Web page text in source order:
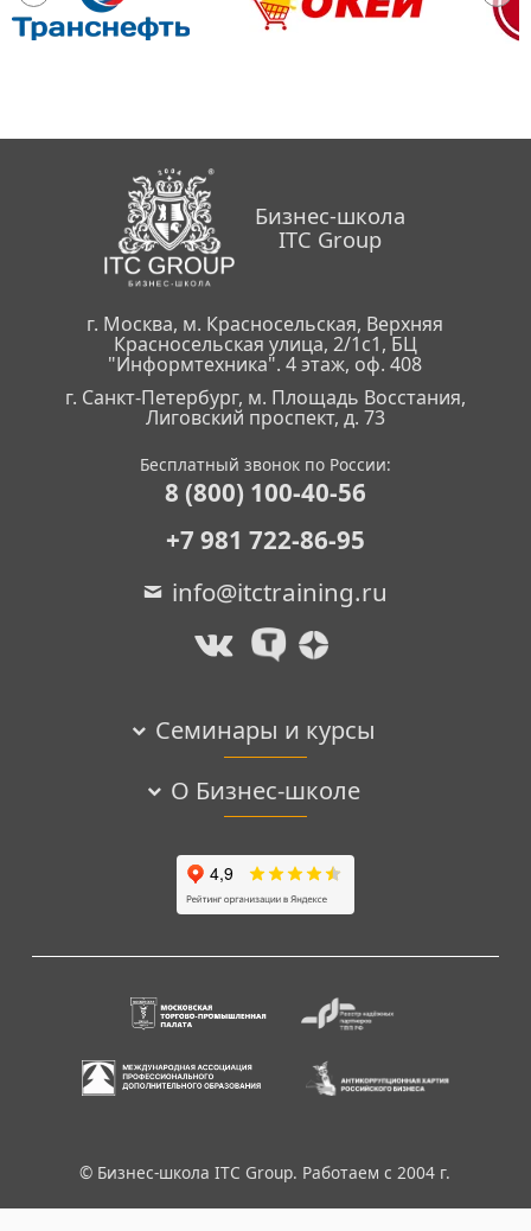
Бизнес-школа
ITC Group
г. Москва, м. Красносельская, Верхняя
Красносельская улица, 2/1с1, БЦ
"Информтехника". 4 этаж, оф. 408
г. Санкт-Петербург, м. Площадь Восстания,
Лиговский проспект, д. 73
Бесплатный звонок по России:
8 (800) 100-40-56
+7 981 722-86-95
info@itctraining.ru
Семинары и курсы
О Бизнес-школе
© Бизнес-школа ITC Group. Работаем с 2004 г.